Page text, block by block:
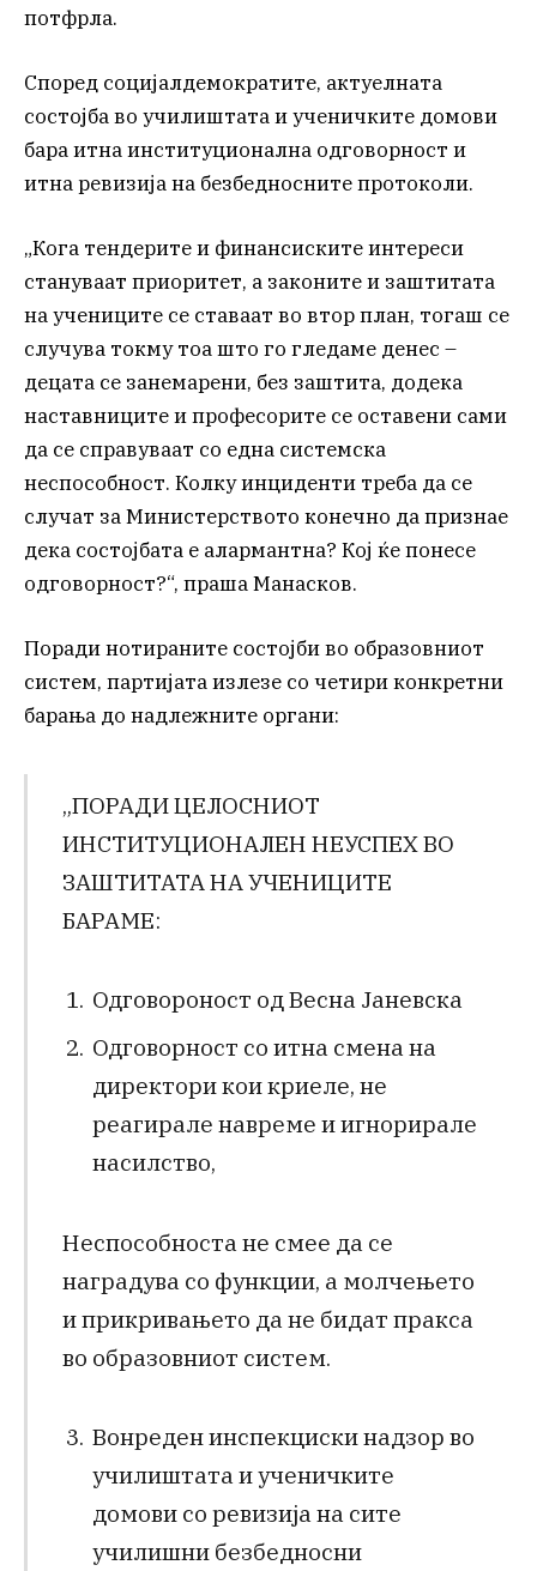
потфрла.
Според социјалдемократите, актуелната
состојба во училиштата и ученичките домови
бара итна институционална одговорност и
итна ревизија на безбедносните протоколи.
„Кога тендерите и финансиските интереси
стануваат приоритет, а законите и заштитата
на учениците се ставаат во втор план, тогаш се
случува токму тоа што го гледаме денес –
децата се занемарени, без заштита, додека
наставниците и професорите се оставени сами
да се справуваат со една системска
неспособност. Колку инциденти треба да се
случат за Министерството конечно да признае
дека состојбата е алармантна? Кој ќе понесе
одговорност?“, праша Манасков.
Поради нотираните состојби во образовниот
систем, партијата излезе со четири конкретни
барања до надлежните органи:
„ПОРАДИ ЦЕЛОСНИОТ
ИНСТИТУЦИОНАЛЕН НЕУСПЕХ ВО
ЗАШТИТАТА НА УЧЕНИЦИТЕ
БАРАМЕ:
Одговороност од Весна Јаневска
Одговорност со итна смена на
директори кои криеле, не
реагирале навреме и игнорирале
насилство,
Неспособноста не смее да се
наградува со функции, а молчењето
и прикривањето да не бидат пракса
во образовниот систем.
Вонреден инспекциски надзор во
училиштата и ученичките
домови со ревизија на сите
училишни безбедносни